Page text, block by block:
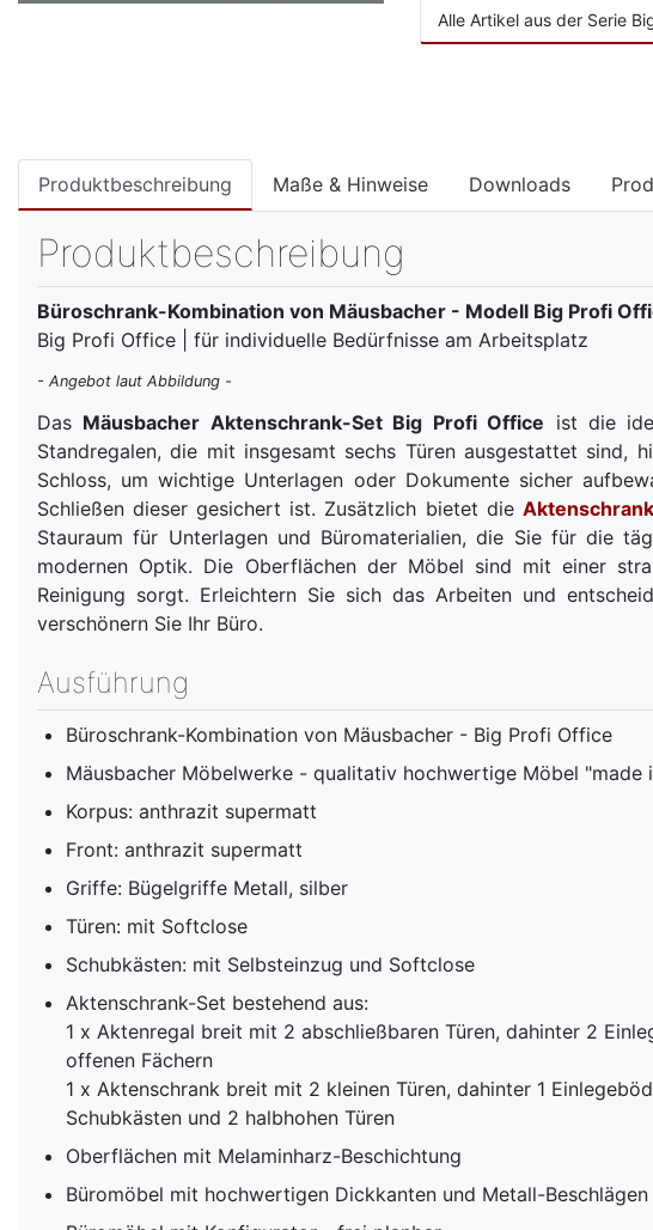
Alle Artikel aus der Serie
Produktbeschreibung Maße & Hinweise Downloads
Produktbeschreibung
Büroschrank-Kombination von Mäusbacher - Modell Big Profi
Big Profi Office | für individuelle Bedürfnisse am Arbeitsplatz
- Angebot laut Abbildung -
Das Mäusbacher Aktenschrank-Set Big Profi Office ist die
Standregalen, die mit insgesamt sechs Türen ausgestattet sind,
Schloss, um wichtige Unterlagen oder Dokumente sicher
Schließen dieser gesichert ist. Zusätzlich bietet die
Stauraum für Unterlagen und Büromaterialien, die Sie für die
modernen Optik. Die Oberflächen der Möbel sind mit einer
Reinigung sorgt. Erleichtern Sie sich das Arbeiten und
verschönern Sie Ihr Büro.
Ausführung
Büroschrank-Kombination von Mäusbacher - Big Profi Office
Mäusbacher Möbelwerke - qualitativ hochwertige Möbel "made
Korpus: anthrazit supermatt
Front: anthrazit supermatt
Griffe: Bügelgriffe Metall, silber
Türen: mit Softclose
Schubkästen: mit Selbsteinzug und Softclose
Aktenschrank-Set bestehend aus:
1 x Aktenregal breit mit 2 abschließbaren Türen, dahinter 2
offenen Fächern
1 x Aktenschrank breit mit 2 kleinen Türen, dahinter 1
Schubkästen und 2 halbhohen Türen
Oberflächen mit Melaminharz-Beschichtung
Büromöbel mit hochwertigen Dickkanten und Metall-Beschlägen